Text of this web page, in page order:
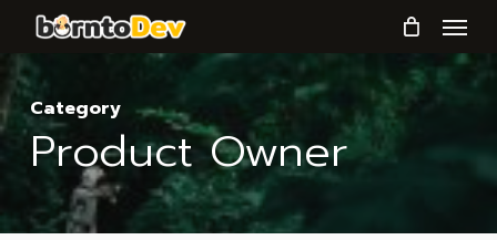
main
content
Menu
Category
Product Owner